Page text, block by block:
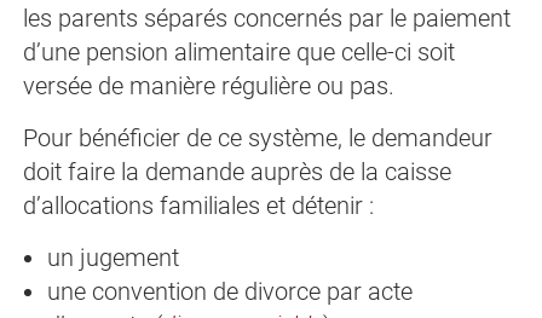
les parents séparés concernés par le paiement
d’une pension alimentaire que celle-ci soit
versée de manière régulière ou pas.
Pour bénéficier de ce système, le demandeur
doit faire la demande auprès de la caisse
d’allocations familiales et détenir :
un jugement
une convention de divorce par acte